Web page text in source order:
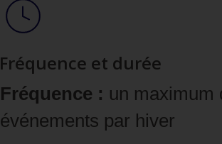
Fréquence et durée
Fréquence : un maximum
événements par hiver